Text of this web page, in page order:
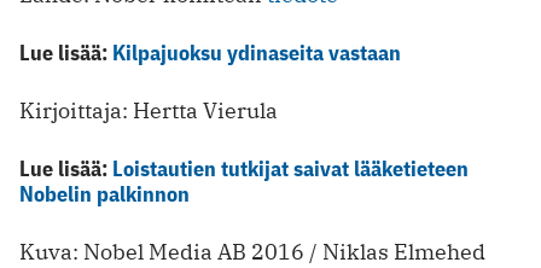
Lue lisää: Kilpajuoksu ydinaseita vastaan
Kirjoittaja: Hertta Vierula
Lue lisää: Loistautien tutkijat saivat lääketieteen
Nobelin palkinnon
Kuva: Nobel Media AB 2016 / Niklas Elmehed